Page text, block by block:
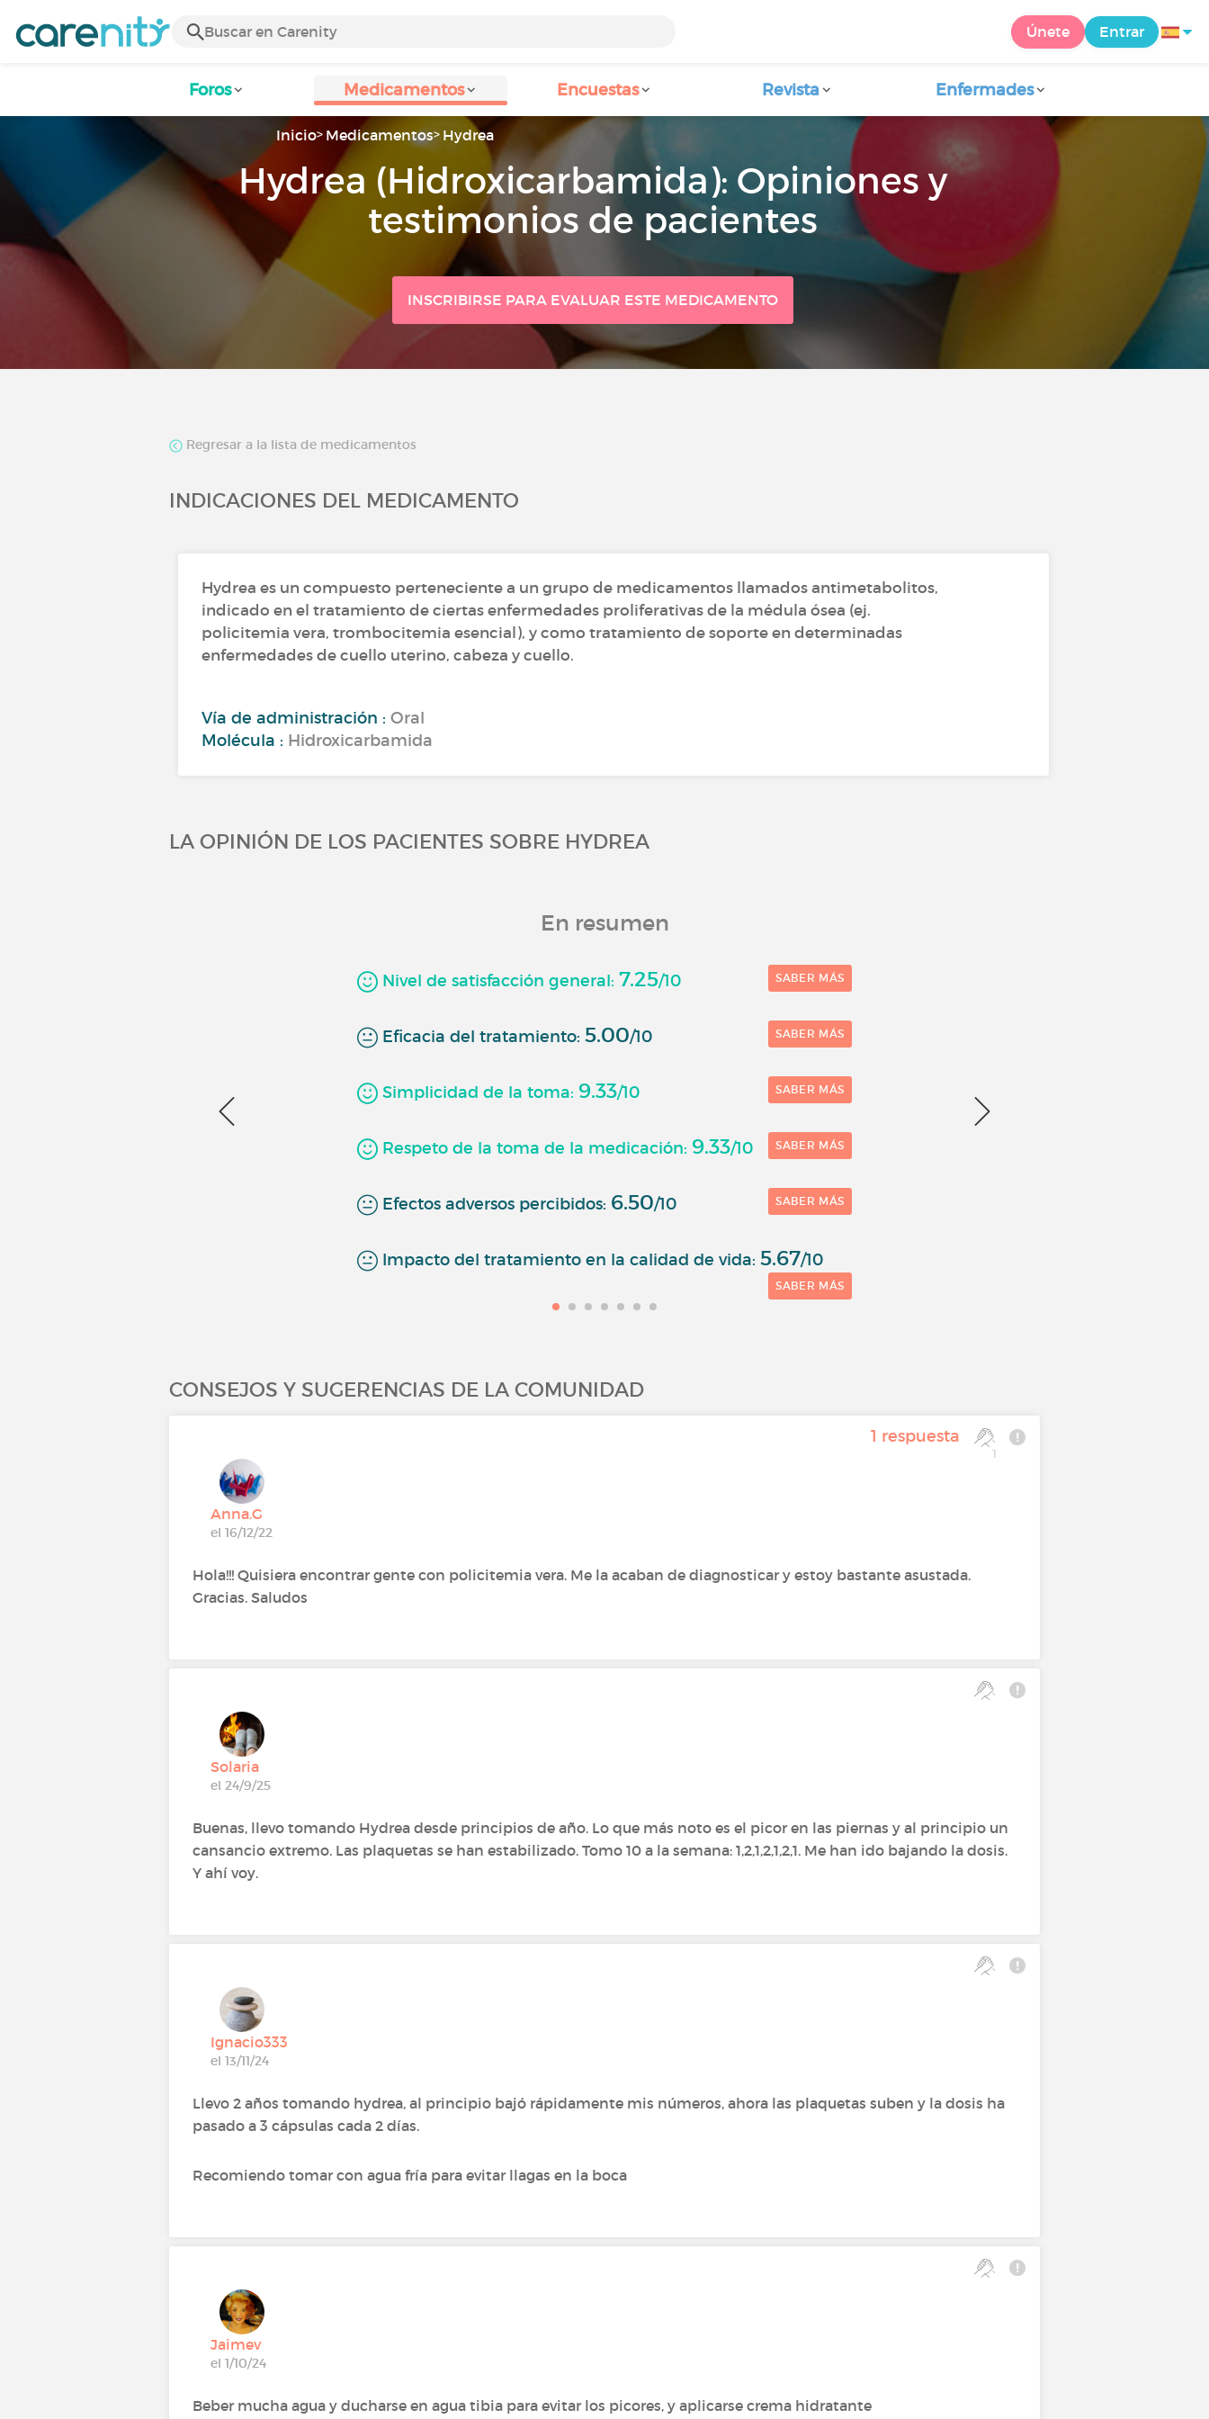
Únete Entrar
Foros Medicamentos Encuestas Revista Enfermades
Inicio Medicamentos Hydrea
Hydrea (Hidroxicarbamida): Opiniones y
testimonios de pacientes
INSCRIBIRSE PARA EVALUAR ESTE MEDICAMENTO
Regresar a la lista de medicamentos
INDICACIONES DEL MEDICAMENTO
Hydrea es un compuesto perteneciente a un grupo de medicamentos llamados antimetabolitos,
indicado en el tratamiento de ciertas enfermedades proliferativas de la médula ósea (ej.
policitemia vera, trombocitemia esencial), y como tratamiento de soporte en determinadas
enfermedades de cuello uterino, cabeza y cuello.
Vía de administración : Oral
Molécula : Hidroxicarbamida
LA OPINIÓN DE LOS PACIENTES SOBRE HYDREA
En resumen
Nivel de satisfacción general:7.25/10 SABER MÁS
Eficacia del tratamiento:5.00/10 SABER MÁS
Simplicidad de la toma: 9.33/10 SABER MÁS
Respeto de la toma de la medicación: 9.33/10 SABER MÁS
Efectos adversos percibidos: 6.50/10 SABER MÁS
Impacto del tratamiento en la calidad de vida:5.67/10
SABER MÁS
CONSEJOS Y SUGERENCIAS DE LA COMUNIDAD
1 respuesta
1
Anna.G
el 16/12/22
Hola!!! Quisiera encontrar gente con policitemia vera. Me la acaban de diagnosticar y estoy bastante asustada.
Gracias. Saludos
Solaria
el 24/9/25
Buenas, llevo tomando Hydrea desde principios de año. Lo que más noto es el picor en las piernas y al principio un
cansancio extremo. Las plaquetas se han estabilizado. Tomo 10 a la semana: 1,2,1,2,1,2,1. Me han ido bajando la dosis.
Y ahí voy.
Ignacio333
el 13/11/24
Llevo 2 años tomando hydrea, al principio bajó rápidamente mis números, ahora las plaquetas suben y la dosis ha
pasado a 3 cápsulas cada 2 días.
Recomiendo tomar con agua fría para evitar llagas en la boca
Jaimev
el 1/10/24
Beber mucha agua y ducharse en agua tibia para evitar los picores, y aplicarse crema hidratante